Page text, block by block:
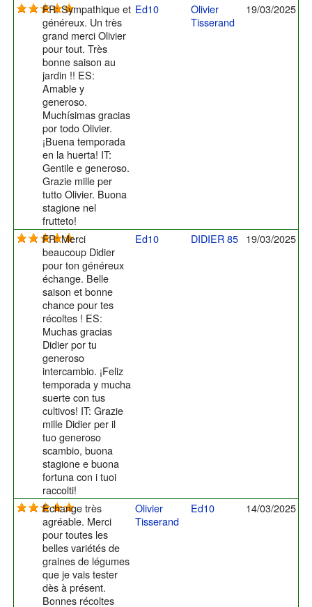
FR: Sympathique et
généreux. Un très
grand merci Olivier
pour tout. Très
bonne saison au
jardin !! ES:
Amable y
generoso.
Muchísimas gracias
por todo Olivier.
¡Buena temporada
en la huerta! IT:
Gentile e generoso.
Grazie mille per
tutto Olivier. Buona
stagione nel
frutteto!
Ed10
Olivier
Tisserand
19/03/2025
FR: Merci
beaucoup Didier
pour ton généreux
échange. Belle
saison et bonne
chance pour tes
récoltes ! ES:
Muchas gracias
Didier por tu
generoso
intercambio. ¡Feliz
temporada y mucha
suerte con tus
cultivos! IT: Grazie
mille Didier per il
tuo generoso
scambio, buona
stagione e buona
fortuna con i tuoi
raccolti!
Ed10 DIDIER 85 19/03/2025
Echange très
agréable. Merci
pour toutes les
belles variétés de
graines de légumes
que je vais tester
dès à présent.
Bonnes récoltes
Olivier
Tisserand
Ed10 14/03/2025